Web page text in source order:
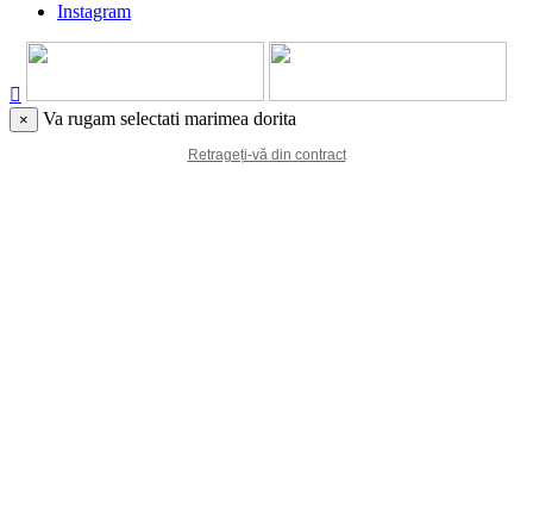
Instagram

× Va rugam selectati marimea dorita
Retrageți-vă din contract